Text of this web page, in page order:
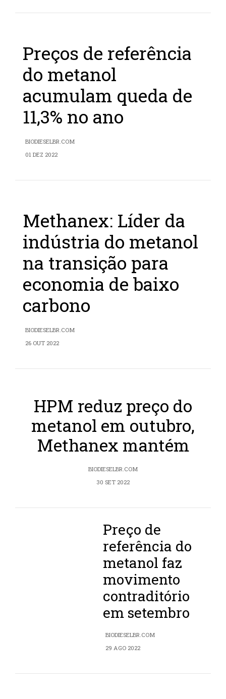
Preços de referência
do metanol
acumulam queda de
11,3% no ano
BIODIESELBR.COM
01 DEZ 2022
Methanex: Líder da
indústria do metanol
na transição para
economia de baixo
carbono
BIODIESELBR.COM
26 OUT 2022
HPM reduz preço do
metanol em outubro,
Methanex mantém
BIODIESELBR.COM
30 SET 2022
Preço de
referência do
metanol faz
movimento
contraditório
em setembro
BIODIESELBR.COM
29 AGO 2022